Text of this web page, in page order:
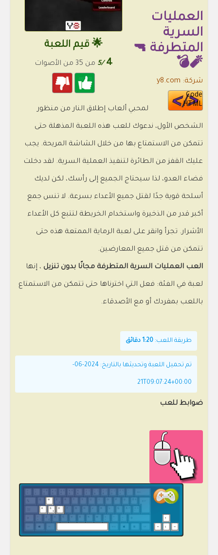
🌟 قيم اللعبة
4
/5 من 35 من الأصوات
العمليات
السرية
المتطرفة 🔫
🧨💣
شركة: y8.com
Code
HTML
لمحبي ألعاب إطلاق النار من منظور
الشخص الأول، ندعوك للعب هذه اللعبة المذهلة حتى
تتمكن من الاستمتاع بها من خلال الشاشة المريحة. يجب
عليك القفز من الطائرة لتنفيذ العملية السرية. لقد دخلت
فضاء العدو، لذا سيحتاج الجميع إلى رأسك، لكن لديك
أسلحة قوية جدًا لقتل جميع الأعداء بسرعة. لا تنس جمع
أكبر قدر من الذخيرة واستخدام الخريطة لتتبع كل الأعداء
الأشرار. تجرأ وانقر على لعبة الرماية الممتعة هذه حتى
تتمكن من قتل جميع المعارضين.
العب العمليات السرية المتطرفة مجانًا بدون تنزيل ، إنها
لعبة في الفئة: فعل التي اخترناها حتى تتمكن من الاستمتاع
باللعب بمفردك أو مع الأصدقاء.
طريقة اللعب: 1:20 دقائق
تم تحميل اللعبة وتحديثها بالتاريخ: 2024-06-
21T09:07:24+00:00
ضوابط للعب